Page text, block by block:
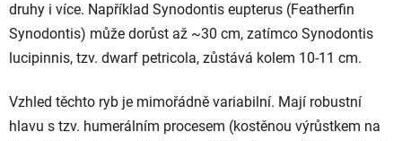
druhy i více. Například Synodontis eupterus (Featherfin
Synodontis) může dorůst až ~30 cm, zatímco Synodontis
lucipinnis, tzv. dwarf petricola, zůstává kolem 10-11 cm.
Vzhled těchto ryb je mimořádně variabilní. Mají robustní
hlavu s tzv. humerálním procesem (kostěnou výrůstkem na